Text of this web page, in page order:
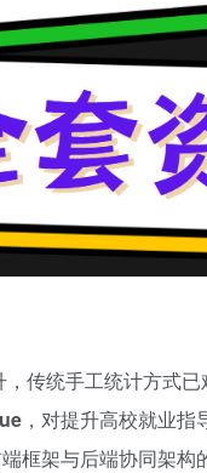
传统手工统计方式
，对提升高校就业
框架与后端协同架构